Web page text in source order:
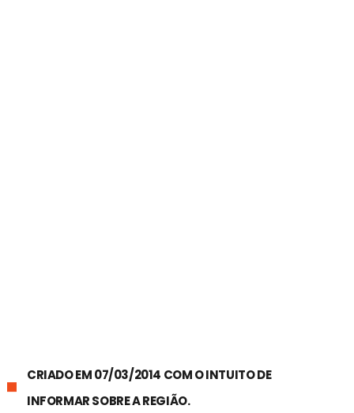
CRIADO EM 07/03/2014 COM O INTUITO DE
INFORMAR SOBRE A REGIÃO.